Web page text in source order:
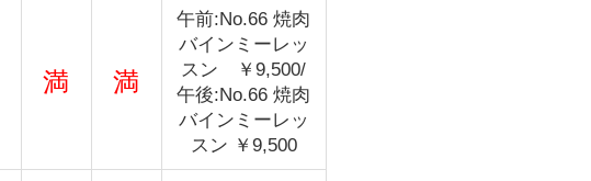
満 満
午前:No.66 焼肉
バインミーレッ
スン ￥9,500/
午後:No.66 焼肉
バインミーレッ
スン ￥9,500